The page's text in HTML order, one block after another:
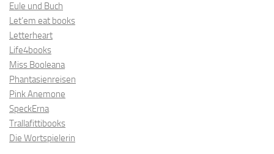
Eule und Buch
Let’em eat books
Letterheart
Life4books
Miss Booleana
Phantasienreisen
Pink Anemone
SpeckErna
Trallafittibooks
Die Wortspielerin